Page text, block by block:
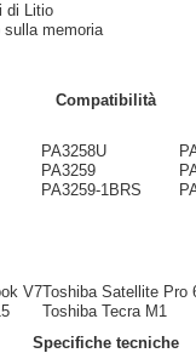
di Litio
sulla memoria
Compatibilità
PA3258U
PA3259
PA3259-1BRS
V7Toshiba Satellite Pro
Toshiba Tecra M1
Specifiche tecniche